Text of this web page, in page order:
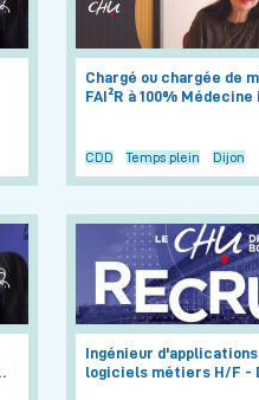
Chargé ou chargée de
FAI²R à 100%
CDD Temps plein Dijon
Ingénieur
logiciels métiers H/F -